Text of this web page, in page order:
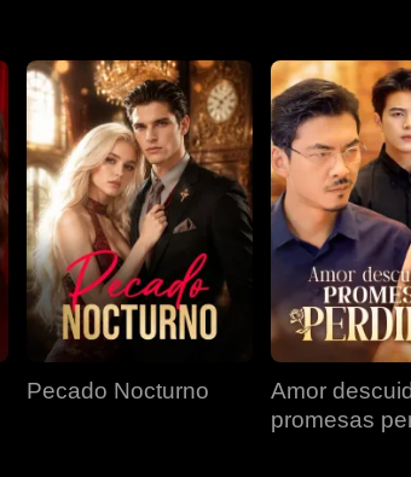
EP 34 EP 35
EP 38
Pecado Nocturno
Amor
promesas